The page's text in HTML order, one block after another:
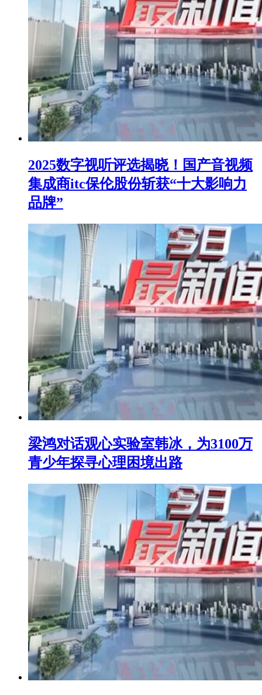
2025数字视听评选揭晓！国产音视频
集成商itc保伦股份斩获“十大影响力
品牌”
梁鸿对话观心实验室韩冰，为3100万
青少年探寻心理困境出路